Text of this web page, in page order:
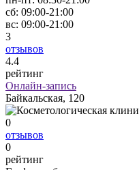
сб: 09:00-21:00
вс: 09:00-21:00
3
отзывов
4.4
рейтинг
Онлайн-запись
Байкальская, 120
0
отзывов
0
рейтинг